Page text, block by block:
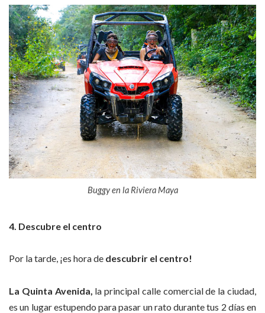
Buggy en la Riviera Maya
4. Descubre el centro
Por la tarde, ¡es hora de descubrir el centro!
La Quinta Avenida, la principal calle comercial de la ciudad,
es un lugar estupendo para pasar un rato durante tus 2 días en